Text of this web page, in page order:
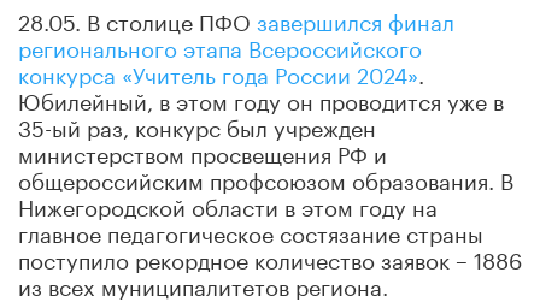
28.05. В столице ПФО завершился финал
регионального этапа Всероссийского
конкурса «Учитель года России 2024»
Юбилейный, в этом году он проводится уже в
35-ый раз, конкурс был учрежден
министерством просвещения РФ и
общероссийским профсоюзом образования. В
Нижегородской области в этом году на
главное педагогическое состязание страны
поступило рекордное количество заявок – 1886
из всех муниципалитетов региона.